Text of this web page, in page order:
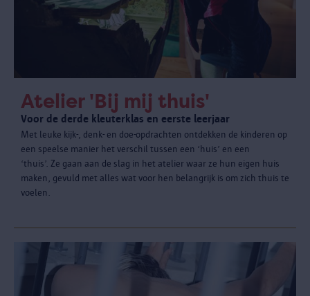
Atelier 'Bij mij thuis'
Voor de derde kleuterklas en eerste leerjaar
Met leuke kijk-, denk- en doe-opdrachten ontdekken de kinderen op
een speelse manier het verschil tussen een ‘huis’ en een
‘thuis’. Ze gaan aan de slag in het atelier waar ze hun eigen huis
maken, gevuld met alles wat voor hen belangrijk is om zich thuis te
voelen.